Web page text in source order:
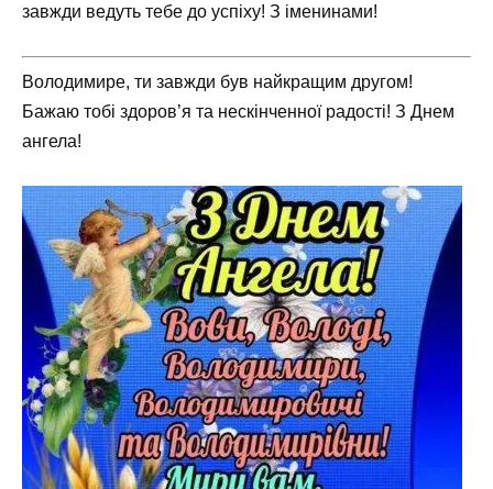
завжди ведуть тебе до успіху! З іменинами!
Володимире, ти завжди був найкращим другом!
Бажаю тобі здоров’я та нескінченної радості! З Днем
ангела!